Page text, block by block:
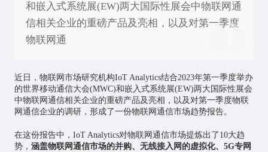
和嵌入式系统展(EW)两大国际性展会中物联网通
信相关企业的重磅产品及亮相，以及对第一季度
物联网通
近日， 物联网 市场研究机构IoT Analytics结合2023年第一季度举办
的世界移动通信大会(MWC)和嵌入式系统展(EW)两大国际性展会
中物联网通信相关企业的重磅产品及亮相，以及对第一季度物联
网通信企业的调研，形成了一份物联网通信市场趋势报告。
在这份报告中，IoT Analytics对物联网通信市场提炼出了10大趋
势， 涵盖物联网通信市场的并购、无线接入网的虚拟化、5G专网